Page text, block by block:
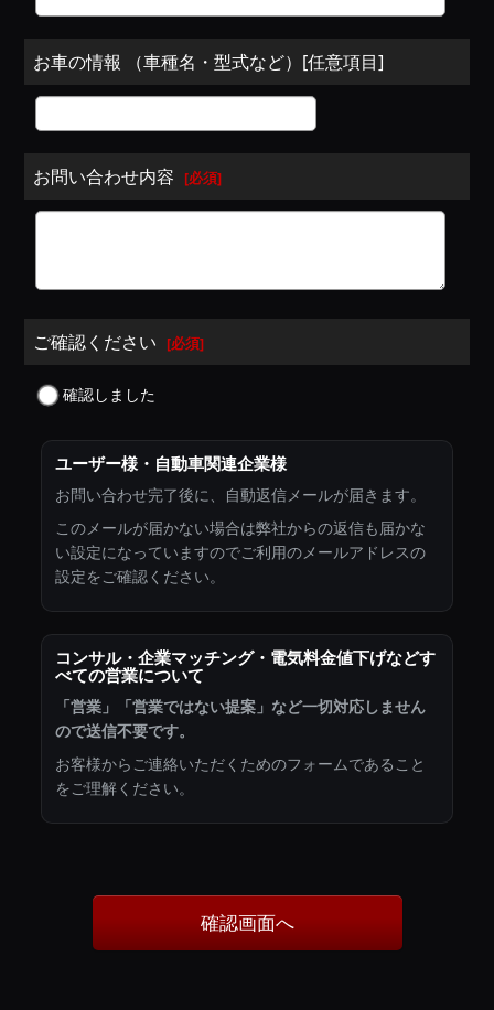
お車の情報 （車種名・型式など）[任意項目]
お問い合わせ内容 [必須]
ご確認ください [必須]
確認しました
ユーザー様・自動車関連企業様
お問い合わせ完了後に、自動返信メールが届きます。
このメールが届かない場合は弊社からの返信も届かな
い設定になっていますのでご利用のメールアドレスの
設定をご確認ください。
コンサル・企業マッチング・電気料金値下げなどす
べての営業について
「営業」「営業ではない提案」など一切対応しません
ので送信不要です。
お客様からご連絡いただくためのフォームであること
をご理解ください。
確認画面へ